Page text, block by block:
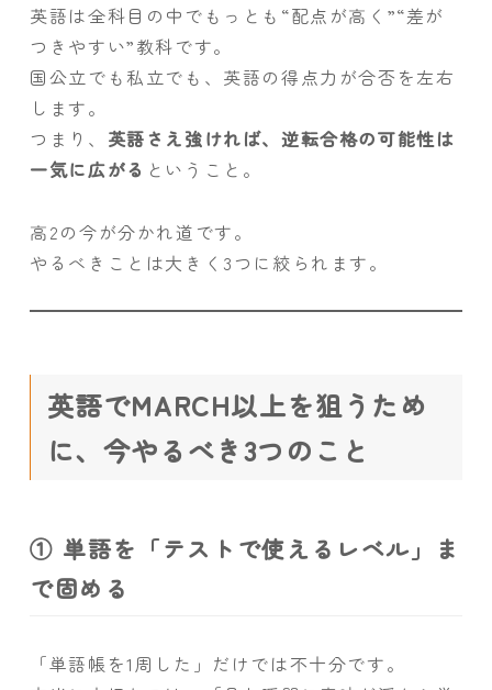
英語は全科目の中でもっとも“配点が高く”“差が
つきやすい”教科です。
国公立でも私立でも、英語の得点力が合否を左右
します。
つまり、 英語さえ強ければ、逆転合格の可能性は
一気に広がる ということ。
高2の今が分かれ道です。
やるべきことは大きく3つに絞られます。
英語でMARCH以上を狙うため
に、今やるべき3つのこと
① 単語を「テストで使えるレベル」ま
で固める
「単語帳を1周した」だけでは不十分です。